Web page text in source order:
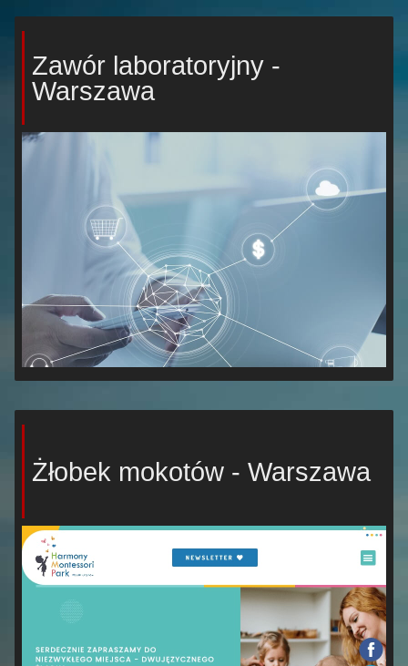
Zawór laboratoryjny -
Warszawa
Żłobek mokotów - Warszawa